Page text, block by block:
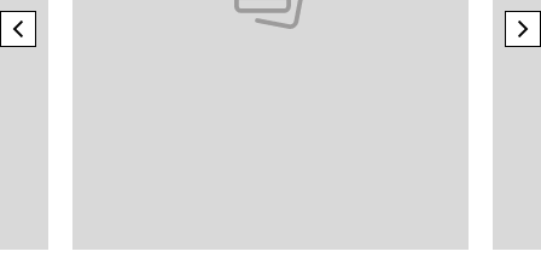
previous element